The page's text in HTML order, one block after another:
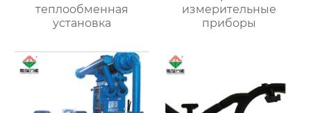
теплообменная
установка
измерительные
приборы